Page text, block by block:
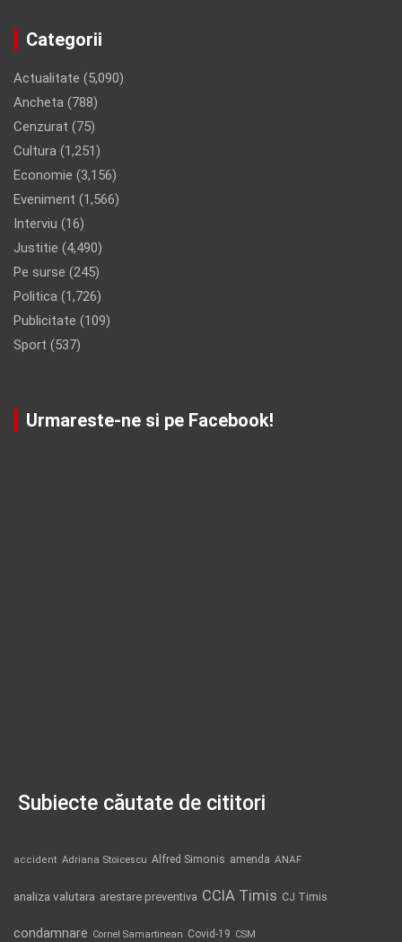
Categorii
Actualitate (5,090)
Ancheta (788)
Cenzurat (75)
Cultura (1,251)
Economie (3,156)
Eveniment (1,566)
Interviu (16)
Justitie (4,490)
Pe surse (245)
Politica (1,726)
Publicitate (109)
Sport (537)
Urmareste-ne si pe Facebook!
Subiecte căutate de cititori
accident Adriana Stoicescu Alfred Simonis amenda ANAF
analiza valutara arestare preventiva CCIA Timis CJ Timis
condamnare Cornel Samartinean Covid-19 CSM